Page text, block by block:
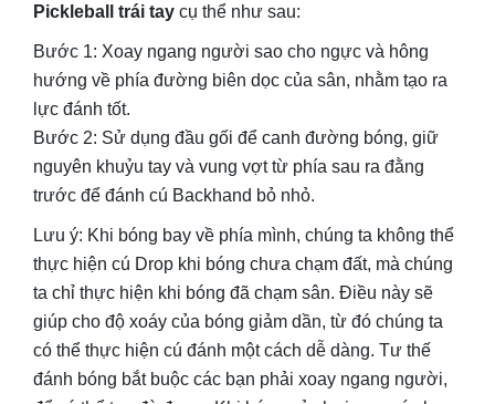
Pickleball trái tay cụ thể như sau:
Bước 1: Xoay ngang người sao cho ngực và hông
hướng về phía đường biên dọc của sân, nhằm tạo ra
lực đánh tốt.
Bước 2: Sử dụng đầu gối để canh đường bóng, giữ
nguyên khuỷu tay và vung vợt từ phía sau ra đằng
trước để đánh cú Backhand bỏ nhỏ.
Lưu ý: Khi bóng bay về phía mình, chúng ta không thể
thực hiện cú Drop khi bóng chưa chạm đất, mà chúng
ta chỉ thực hiện khi bóng đã chạm sân. Điều này sẽ
giúp cho độ xoáy của bóng giảm dần, từ đó chúng ta
có thể thực hiện cú đánh một cách dễ dàng. Tư thế
đánh bóng bắt buộc các bạn phải xoay ngang người,